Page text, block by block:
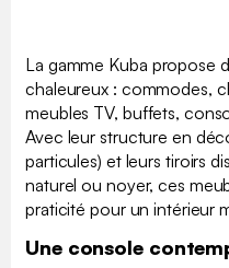
La gamme Kuba propose
chaleureux : commodes,
meubles TV, buffets,
Avec leur structure en
particules) et leurs tiroirs
naturel ou noyer, ces
praticité pour un intérieur
Une console